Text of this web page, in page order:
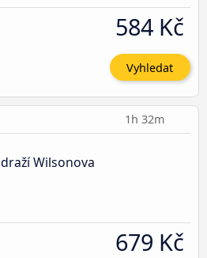
584 Kč
Vyhledat
1h 32m
Wilsonova
679 Kč